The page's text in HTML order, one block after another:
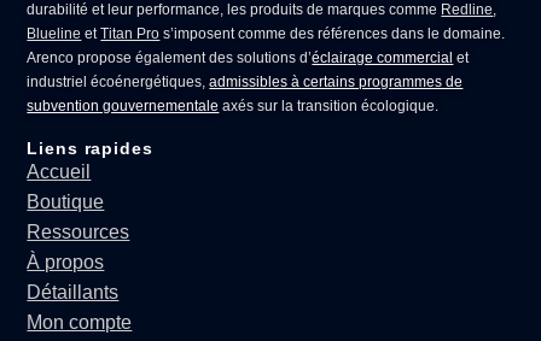
durabilité et leur performance, les produits de marques comme Redline,
Blueline etTitan Pro s’imposent comme des références dans le domaine.
Arenco propose également des solutions d’éclairage commercial et
industriel écoénergétiques,admissibles à certains programmes de
subvention gouvernementale axés sur la transition écologique.
Liens rapides
Accueil
Boutique
Ressources
À propos
Détaillants
Mon compte